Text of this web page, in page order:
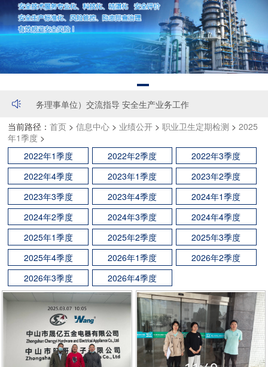
·广东省安全生产协会莅临广东华晟安全职业评价有限公司（常
务理事单位）交流指导 安全生产业务工作
·华晟公司参加应急部国家安全发展示范城市评估
·2020年烟花爆竹企业二级安全生产标准化评审工作
务理事单位）交流指导 安全生产业务工作
·广东省安全生产协会莅临广东华晟安全职业评价有限公司（常
务理事单位）交流指导 安全生产业务工作
·阳江森林防火演练，广东华晟总策划总导演
·华晟公司参加应急部国家安全发展示范城市评估
·2020年烟花爆竹企业二级安全生产标准化评审工作
当前路径：首页 >信息中心 > 业绩公开 >职业卫生定期检测 >2025
年1季度 >
2022年1季度
2022年2季度
2022年3季度
2022年4季度
2023年1季度
2023年2季度
2023年3季度
2023年4季度
2024年1季度
2024年2季度
2024年3季度
2024年4季度
2025年1季度
2025年2季度
2025年3季度
2025年4季度
2026年1季度
2026年2季度
2026年3季度
2026年4季度